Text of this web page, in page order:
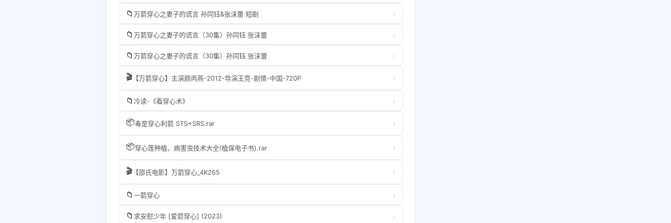
📁 万箭穿心之妻子的谎言 孙同钰&张沫蕾 短剧 ›
📁 万箭穿心之妻子的谎言（30集）孙同钰 张沫蕾 ›
📁 万箭穿心之妻子的谎言（30集）孙同钰 张沫蕾 ›
🎬 【万箭穿心】主演颜丙燕-2012-导演王竞-剧情-中国-720P ›
📁 冷读-《看穿心术》 ›
📦毒是穿心利箭 STS+SRS.rar ›
📦穿心莲种植、病害虫技术大全(植保电子书).rar ›
🎬 【邵氏电影】万箭穿心_4K265 ›
📁 一箭穿心 ›
📁 求安慰少年 [爱箭穿心] (2023) ›